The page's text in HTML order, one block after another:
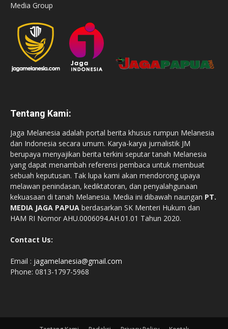
Media Group
Tentang Kami:
Jaga Melanesia adalah portal berita khusus rumpun Melanesia
dan Indonesia secara umum. Karya-karya jurnalistik JM
berupaya menyajikan berita terkini seputar tanah Melanesia
yang dapat menambah referensi pembaca untuk membuat
sebuah keputusan. Tak lupa kami akan mendorong upaya
melawan penindasan, kediktatoran, dan penyalahgunaan
kekuasaan di tanah Melanesia. Media ini dibawah naungan PT.
MEDIA JAGA PAPUA berdasarkan SK Menteri Hukum dan
HAM RI Nomor AHU.0006094.AH.01.01 Tahun 2020.
Contact Us:
Email : jagamelanesia@gmail.com
Phone: 0813-1797-5968